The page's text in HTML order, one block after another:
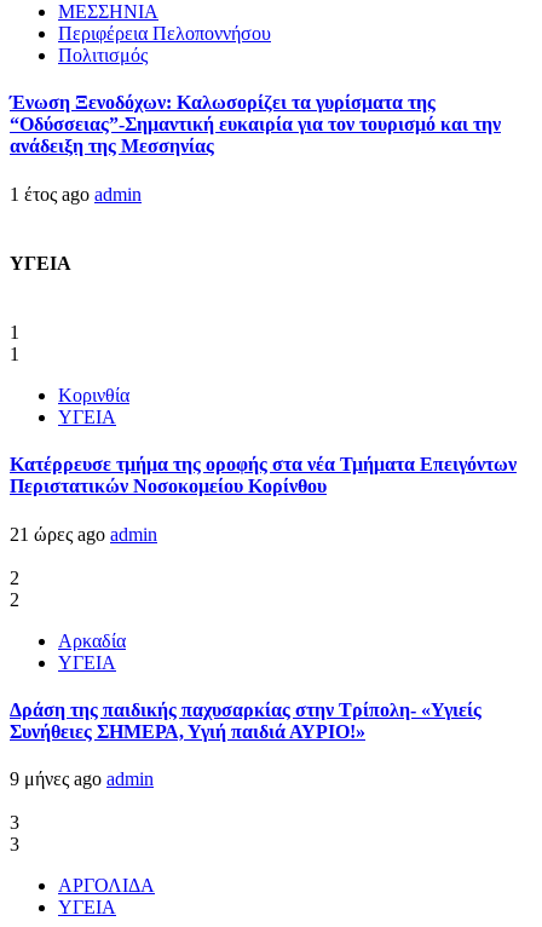
ΜΕΣΣΗΝΙΑ
Περιφέρεια Πελοποννήσου
Πολιτισμός
Ένωση Ξενοδόχων: Καλωσορίζει τα γυρίσματα της
“Οδύσσειας”-Σημαντική ευκαιρία για τον τουρισμό και την
ανάδειξη της Μεσσηνίας
1 έτος ago admin
ΥΓΕΙΑ
1
1
Κορινθία
ΥΓΕΙΑ
Kατέρρευσε τμήμα της οροφής στα νέα Τμήματα Επειγόντων
Περιστατικών Νοσοκομείου Κορίνθου
21 ώρες ago admin
2
2
Αρκαδία
ΥΓΕΙΑ
Δράση της παιδικής παχυσαρκίας στην Τρίπολη- «Υγιείς
Συνήθειες ΣΗΜΕΡΑ, Υγιή παιδιά ΑΥΡΙΟ!»
9 μήνες ago admin
3
3
ΑΡΓΟΛΙΔΑ
ΥΓΕΙΑ